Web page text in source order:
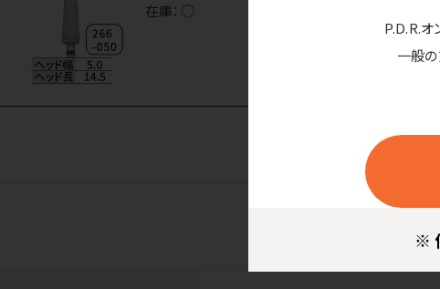
P.D.R.オ
一般
※
在庫： ○